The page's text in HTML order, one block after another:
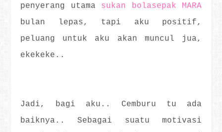
penyerang utama sukan bolasepak MARA
bulan lepas, tapi aku positif,
peluang untuk aku akan muncul jua,
ekekeke..
Jadi, bagi aku.. Cemburu tu ada
baiknya.. Sebagai suatu motivasi